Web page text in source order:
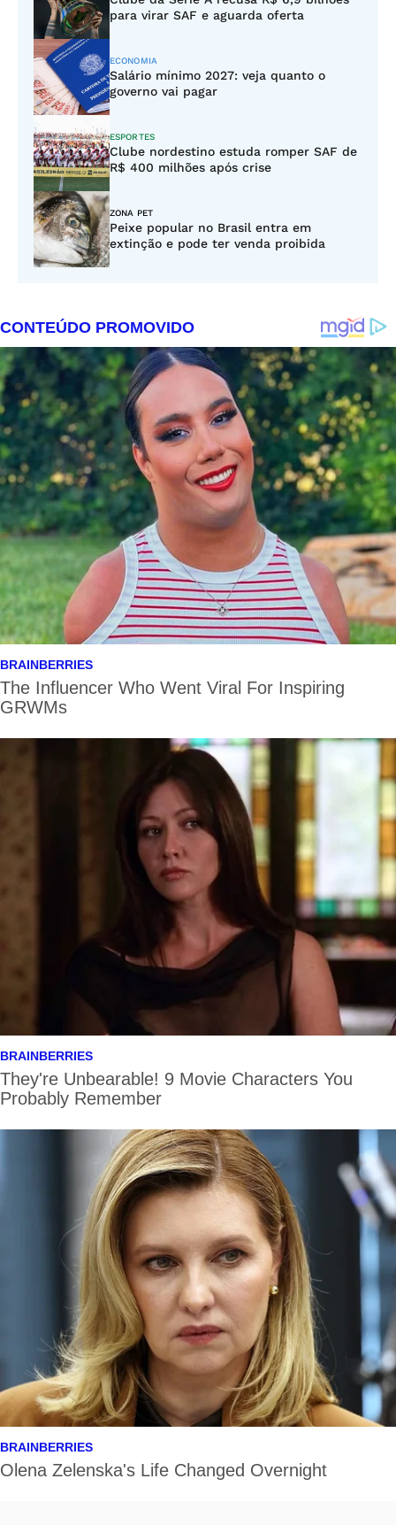
para virar SAF e aguarda oferta
ECONOMIA
Salário mínimo 2027: veja quanto o
governo vai pagar
ESPORTES
Clube nordestino estuda romper SAF de
R$ 400 milhões após crise
ZONA PET
Peixe popular no Brasil entra em
extinção e pode ter venda proibida